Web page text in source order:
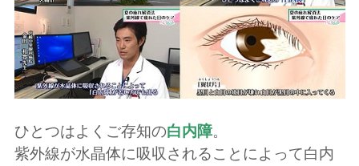
ひとつはよくご存知の白内障。
紫外線が水晶体に吸収されることによって白内